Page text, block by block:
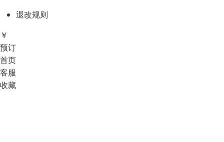
退改规则
￥
预订
首页
客服
收藏